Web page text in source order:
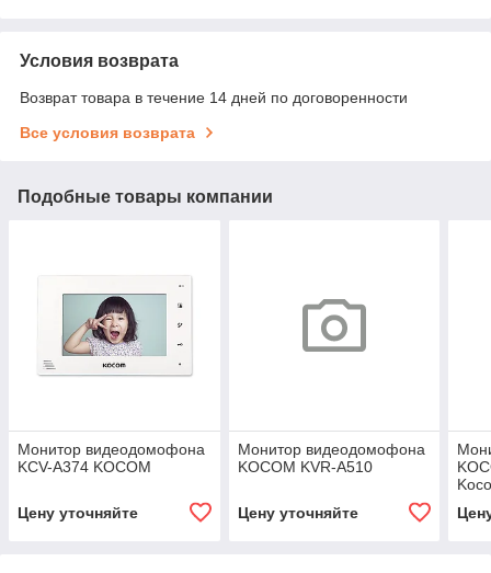
Условия возврата
Возврат товара в течение 14 дней по договоренности
Все условия возврата
Подобные товары компании
Монитор видеодомофона
KCV-A374 KOCOM
Цену уточняйте
Монитор видеодомофона
KOCOM KVR-A510
Цену уточняйте